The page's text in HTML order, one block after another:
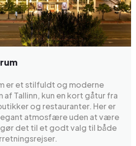
er et stilfuldt og moderne
Tallinn, kun en kort gåtur fra
og restauranter. Her er
atmosfære uden at være
det til et godt valg til både